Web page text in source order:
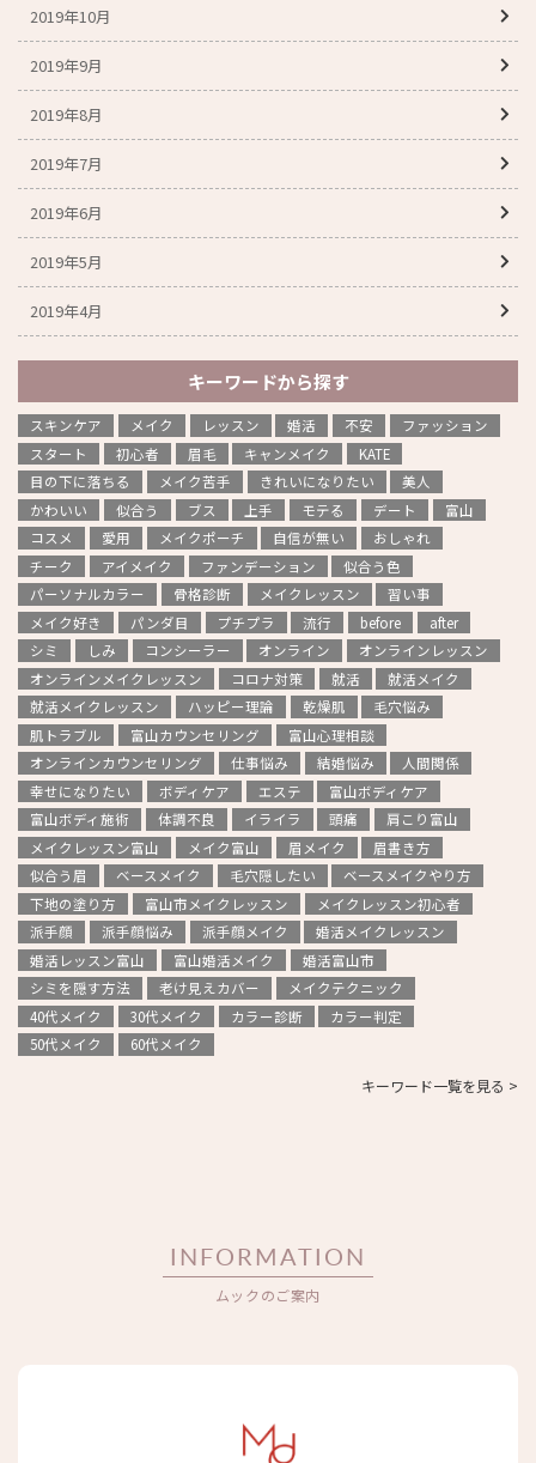
2019年10月
2019年9月
2019年8月
2019年7月
2019年6月
2019年5月
2019年4月
キーワードから探す
スキンケア メイク レッスン 婚活 不安
ファッション
スタート
初心者 眉毛 キャンメイク
KATE
目の下に落ちる
メイク苦手 きれいになりたい
美人
かわいい
似合う ブス 上手 モテる デート
富山
コスメ
愛用 メイクポーチ 自信が無い
おしゃれ
チーク
アイメイク ファンデーション
似合う色
パーソナルカラー
骨格診断 メイクレッスン
習い事
メイク好き
パンダ目 プチプラ 流行 before
after
シミ
しみ コンシーラー オンライン
オンラインレッスン
オンラインメイクレッスン
コロナ対策 就活
就活メイク
就活メイクレッスン
ハッピー理論 乾燥肌
毛穴悩み
肌トラブル
富山カウンセリング
富山心理相談
オンラインカウンセリング
仕事悩み 結婚悩み
人間関係
幸せになりたい
ボディケア エステ
富山ボディケア
富山ボディ施術
体調不良 イライラ 頭痛
肩こり富山
メイクレッスン富山
メイク富山 眉メイク
眉書き方
似合う眉
ベースメイク 毛穴隠したい
ベースメイクやり方
下地の塗り方
富山市メイクレッスン
メイクレッスン初心者
派手顔
派手顔悩み 派手顔メイク
婚活メイクレッスン
婚活レッスン富山
富山婚活メイク
婚活富山市
シミを隠す方法
老け見えカバー
メイクテクニック
40代メイク
30代メイク カラー診断
カラー判定
50代メイク
60代メイク
キーワード一覧を見る >
INFORMATION
ムックのご案内